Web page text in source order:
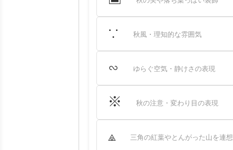
∵ 秋風・理知的な雰囲気
∽ ゆらぐ空気・静けさの表現
※ 秋の注意・変わり目の表現
⟁ 三角の紅葉やとんがった山を連想